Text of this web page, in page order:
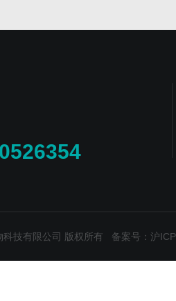
技有限公司 版权所有 备案号：沪